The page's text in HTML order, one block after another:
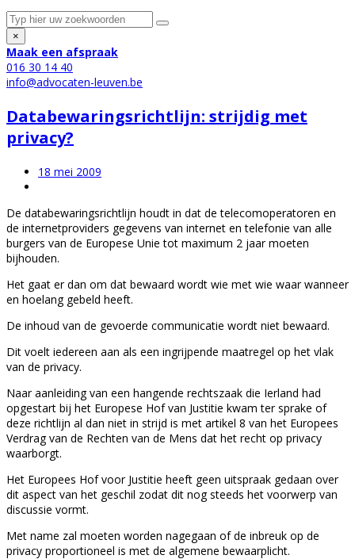
×
Maak een afspraak
016 30 14 40
info@advocaten-leuven.be
Databewaringsrichtlijn: strijdig met
privacy?
18 mei 2009
De databewaringsrichtlijn houdt in dat de telecomoperatoren en
de internetproviders gegevens van internet en telefonie van alle
burgers van de Europese Unie tot maximum 2 jaar moeten
bijhouden.
Het gaat er dan om dat bewaard wordt wie met wie waar wanneer
en hoelang gebeld heeft.
De inhoud van de gevoerde communicatie wordt niet bewaard.
Dit voelt iedereen aan als een ingrijpende maatregel op het vlak
van de privacy.
Naar aanleiding van een hangende rechtszaak die Ierland had
opgestart bij het Europese Hof van Justitie kwam ter sprake of
deze richtlijn al dan niet in strijd is met artikel 8 van het Europees
Verdrag van de Rechten van de Mens dat het recht op privacy
waarborgt.
Het Europees Hof voor Justitie heeft geen uitspraak gedaan over
dit aspect van het geschil zodat dit nog steeds het voorwerp van
discussie vormt.
Met name zal moeten worden nagegaan of de inbreuk op de
privacy proportioneel is met de algemene bewaarplicht.